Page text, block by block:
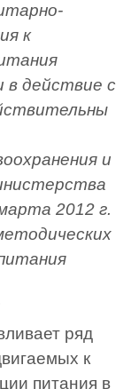
к
в действие с
и
2012 г.
ряд
к
питания в